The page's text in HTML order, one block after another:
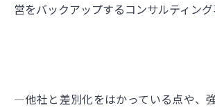
営をバックアップするコンサルティング
―他社と差別化をはかっている点や、